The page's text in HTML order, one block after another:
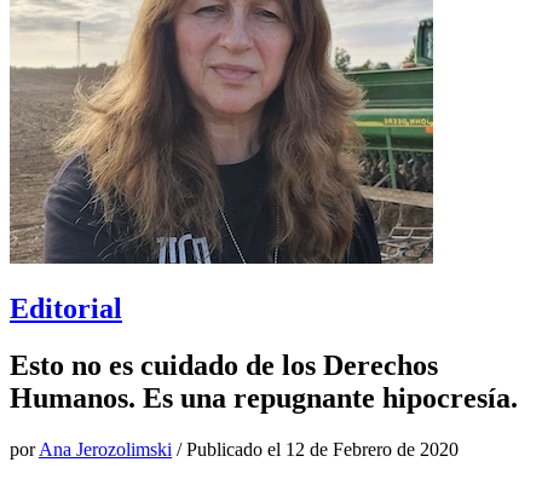
Editorial
Esto no es cuidado de los Derechos
Humanos. Es una repugnante hipocresía.
porAna Jerozolimski / Publicado el 12 de Febrero de 2020